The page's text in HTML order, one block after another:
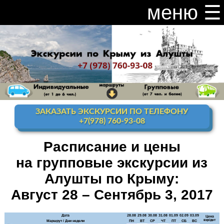
меню ☰
закрыть меню ×
Расписание и цены на экскурсии 2026
Индивидуальные экскурсии по Крыму
Видео канал Youtube
Ай-Петри
Алупка + Ай-Петри
Алупка Воронцовскийдворец
ЗАКАЗАТЬ ЭКСКУРСИИ ПО ТЕЛЕФОНУ
+7(978) 760-93-08
Расписание и цены
на групповые экскурсии из
Алушты по Крыму:
Август 28 – Сентябрь 3, 2017